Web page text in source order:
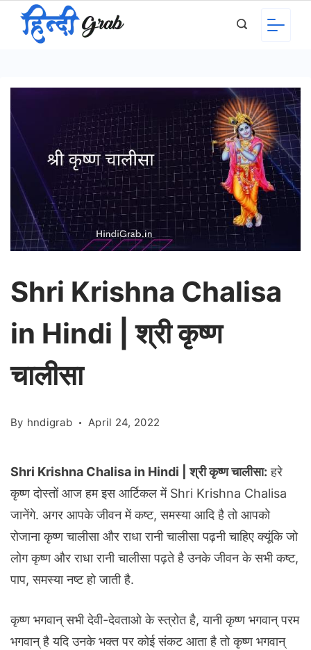
Skip
Shri Krishna Chalisa
in Hindi | श्री कृष्ण
चालीसा
By hndigrab April 24, 2022
Shri Krishna Chalisa in Hindi | श्री कृष्ण चालीसा: हरे
कृष्ण दोस्तों आज हम इस आर्टिकल में Shri Krishna Chalisa
जानेंगे. अगर आपके जीवन में कष्ट, समस्या आदि है तो आपको
रोजाना कृष्ण चालीसा और राधा रानी चालीसा पढ़नी चाहिए क्यूंकि जो
लोग कृष्ण और राधा रानी चालीसा पढ़ते है उनके जीवन के सभी कष्ट,
पाप, समस्या नष्ट हो जाती है.
कृष्ण भगवान् सभी देवी-देवताओ के स्त्रोत है, यानी कृष्ण भगवान् परम
भगवान् है यदि उनके भक्त पर कोई संकट आता है तो कृष्ण भगवान्